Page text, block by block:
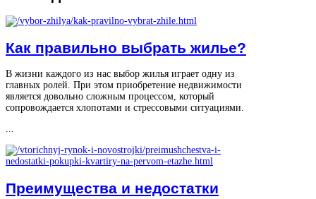
Как правильно выбрать жилье?
В жизни каждого из нас выбор жилья играет одну из
главных ролей. При этом приобретение недвижимости
является довольно сложным процессом, который
сопровождается хлопотами и стрессовыми ситуациями.
...
Преимущества и недостатки